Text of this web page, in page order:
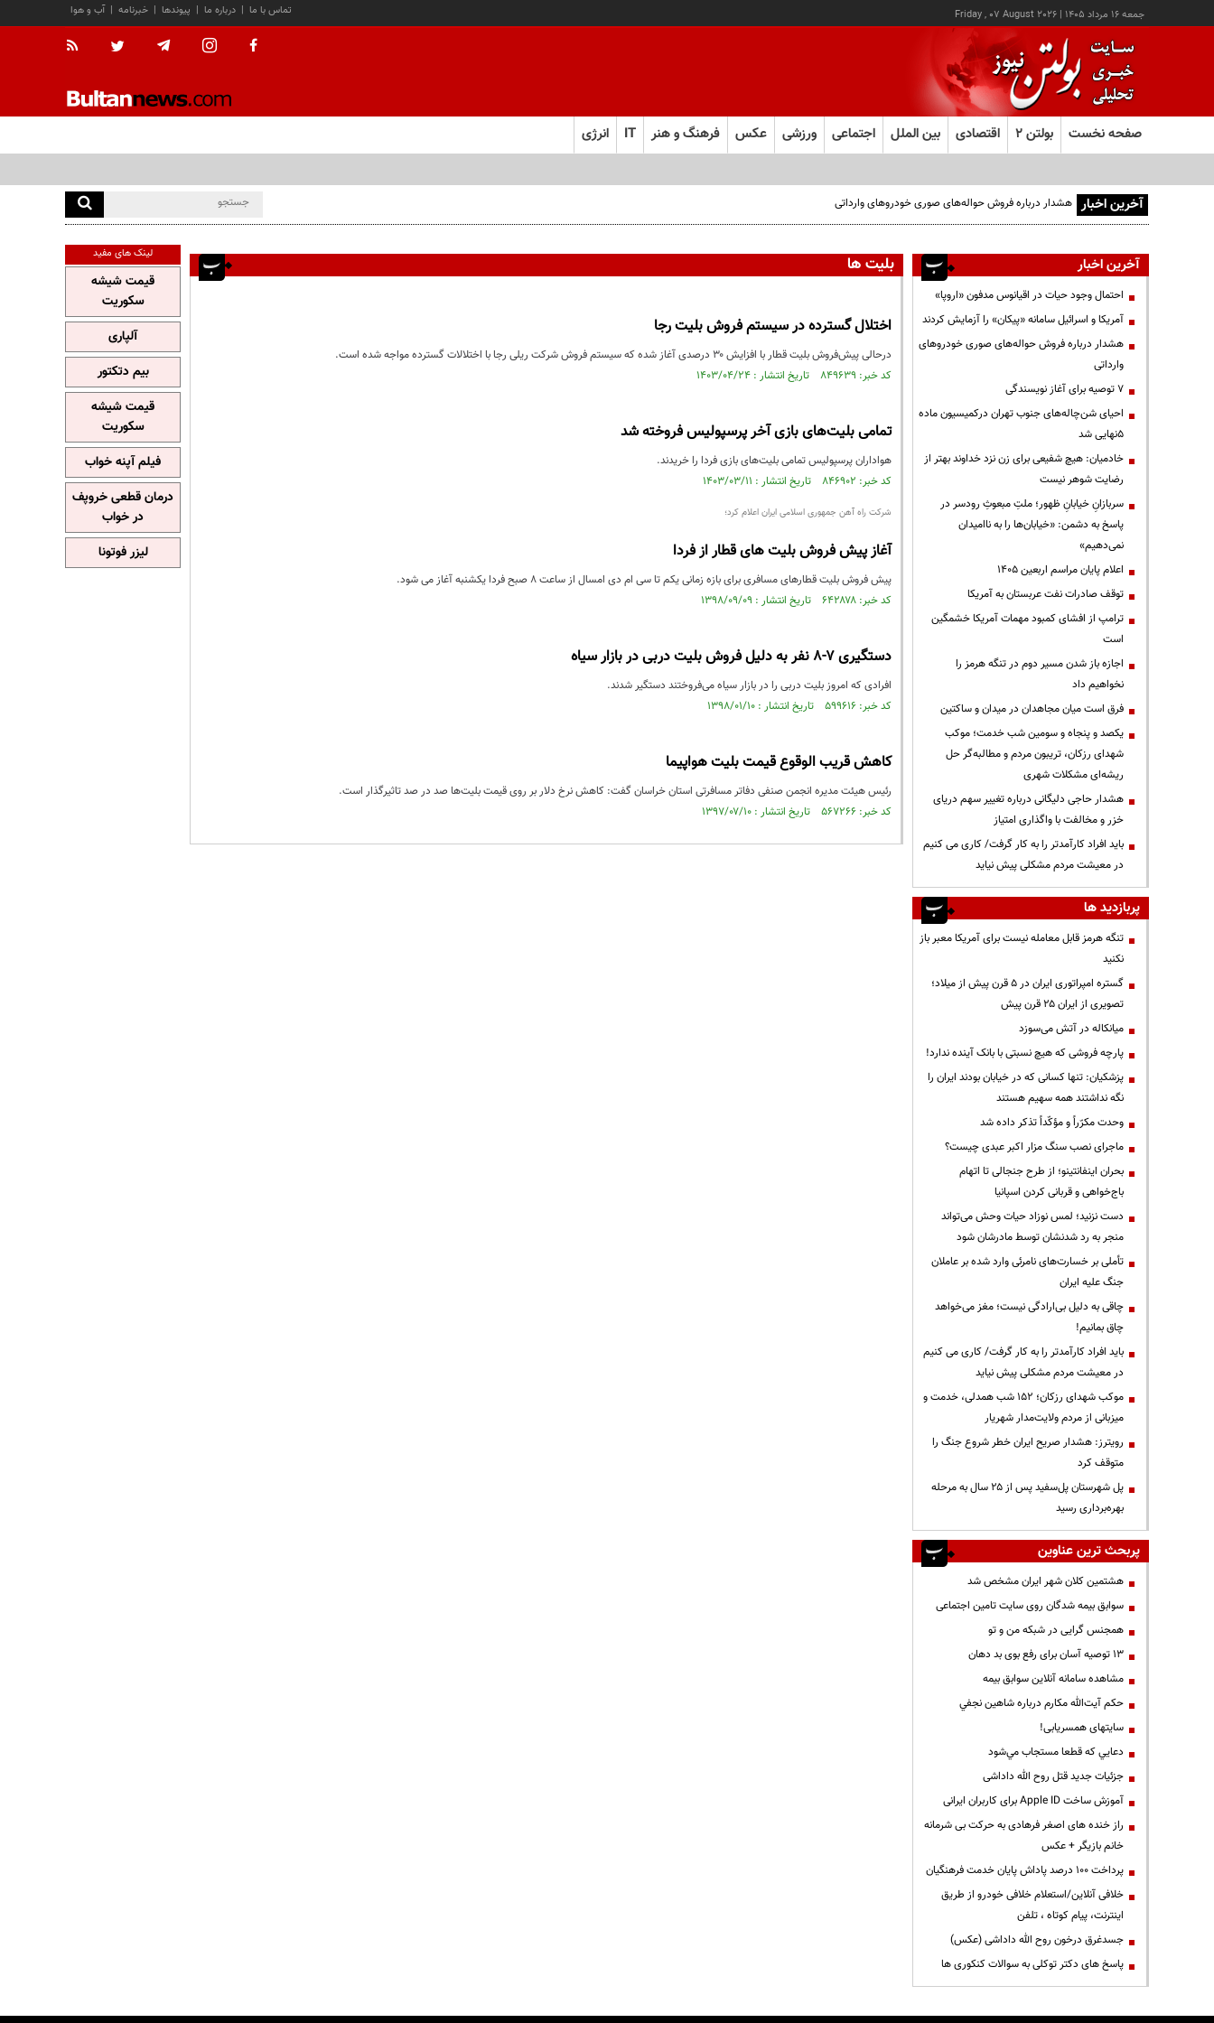
جمعه ۱۶ مرداد ۱۴۰۵ |
Friday , 07 August 2026 آب و هوا | خبرنامه | پیوندها | درباره ما | تماس با ما
صفحه نخست بولتن ۲ اقتصادی بین الملل اجتماعی ورزشی عکس فرهنگ و هنر IT انرژی
آخرین اخبار هشدار درباره فروش حواله‌های صوری خودروهای وارداتی
بلیت ها
اختلال گسترده در سیستم فروش بلیت رجا
درحالی پیش‌فروش بلیت قطار با افزایش ۳۰ درصدی آغاز شده که سیستم فروش شرکت ریلی رجا با اختلالات گسترده مواجه شده است.
کد خبر: ۸۴۹۶۳۹ تاریخ انتشار : ۱۴۰۳/۰۴/۲۴
تمامی بلیت‌های بازی آخر پرسپولیس فروخته شد
هواداران پرسپولیس تمامی بلیت‌های بازی فردا را خریدند.
کد خبر: ۸۴۶۹۰۲ تاریخ انتشار : ۱۴۰۳/۰۳/۱۱
شرکت راه آهن جمهوری اسلامی ایران اعلام کرد؛
آغاز پیش فروش بلیت های قطار از فردا
پیش فروش بلیت قطار‌های مسافری برای بازه زمانی یکم تا سی ام دی امسال از ساعت ۸ صبح فردا یکشنبه آغاز می شود.
کد خبر: ۶۴۲۸۷۸ تاریخ انتشار : ۱۳۹۸/۰۹/۰۹
دستگیری 7-8 نفر به دلیل فروش بلیت دربی در بازار سیاه
افرادی که امروز بلیت دربی را در بازار سیاه می‌فروختند دستگیر شدند.
کد خبر: ۵۹۹۶۱۶ تاریخ انتشار : ۱۳۹۸/۰۱/۱۰
کاهش قریب الوقوع قیمت بلیت هواپیما
رئیس هیئت مدیره انجمن صنفی دفاتر مسافرتی استان خراسان گفت: کاهش نرخ دلار بر روی قیمت بلیت‌ها صد در صد تاثیرگذار است.
کد خبر: ۵۶۷۲۶۶ تاریخ انتشار : ۱۳۹۷/۰۷/۱۰
آخرین اخبار
احتمال وجود حیات در اقیانوس مدفون «اروپا»
آمریکا و اسرائیل سامانه «پیکان» را آزمایش کردند
هشدار درباره فروش حواله‌های صوری خودروهای
وارداتی
۷ توصیه برای آغاز نویسندگی
احیای شن‌چاله‌های جنوب تهران درکمیسیون ماده
۵نهایی شد
خادمیان: هیچ شفیعی برای زن نزد خداوند بهتر از
رضایت شوهر نیست
سربازانِ خیابانِ ظهور؛ ملتِ مبعوثِ رودسر در
پاسخ به دشمن: «خیابان‌ها را به ناامیدان
نمی‌دهیم»
اعلام پایان مراسم اربعین ۱۴۰۵
توقف صادرات نفت عربستان به آمریکا
ترامپ از افشای کمبود مهمات آمریکا خشمگین
است
اجازه باز شدن مسیر دوم در تنگه هرمز را
نخواهیم داد
فرق است میان مجاهدان در میدان و ساکتین
یکصد و پنجاه و سومین شب خدمت؛ موکب
شهدای رزکان، تریبون مردم و مطالبه‌گر حل
ریشه‌ای مشکلات شهری
هشدار حاجی دلیگانی درباره تغییر سهم دریای
خزر و مخالفت با واگذاری امتیاز
باید افراد کارآمدتر را به کار گرفت/ کاری می کنیم
در معیشت مردم مشکلی پیش نیاید
پربازدید ها
تنگه هرمز قابل معامله نیست برای آمریکا معبر باز
نکنید
گستره امپراتوری ایران در ۵ قرن پیش از میلاد؛
تصویری از ایران ۲۵ قرن پیش
میانکاله در آتش می‌سوزد
پارچه فروشی که هیچ نسبتی با بانک آینده ندارد!
پزشکیان: تنها کسانی که در خیابان بودند ایران را
نگه نداشتند همه سهیم هستند
وحدت مکرّراً و مؤکّداً تذکر داده شد
ماجرای نصب سنگ مزار اکبر عبدی چیست؟
بحران اینفانتینو؛ از طرح جنجالی تا اتهام
باج‌خواهی و قربانی کردن اسپانیا
دست نزنید؛ لمس نوزاد حیات وحش می‌تواند
منجر به رد شدنشان توسط مادرشان شود
تأملی بر خسارت‌های نامرئی وارد شده بر عاملان
جنگ علیه ایران
چاقی به دلیل بی‌ارادگی نیست؛ مغز می‌خواهد
چاق بمانیم!
باید افراد کارآمدتر را به کار گرفت/ کاری می کنیم
در معیشت مردم مشکلی پیش نیاید
موکب شهدای رزکان؛ ۱۵۲ شب همدلی، خدمت و
میزبانی از مردم ولایت‌مدار شهریار
رویترز: هشدار صریح ایران خطر شروع جنگ را
متوقف کرد
پل شهرستان پل‌سفید پس از ۲۵ سال به مرحله
بهره‌برداری رسید
پربحث ترین عناوین
هشتمین کلان شهر ایران مشخص شد
سوابق بیمه شدگان روی سایت تامین اجتماعی
همجنس گرایی در شبکه من و تو
13 توصیه آسان برای رفع بوی بد دهان
مشاهده سامانه آنلاين سوابق بیمه
حكم آيت‌الله مكارم درباره شاهين نجفي
سایتهای همسریابی!
دعايي كه قطعا مستجاب مي‌شود
جزئیات جدید قتل روح الله داداشی
آموزش ساخت Apple ID برای کاربران ایرانی
راز خنده های اصغر فرهادی به حرکت بی شرمانه
خانم بازیگر + عکس
پرداخت ۱۰۰ درصد پاداش پایان خدمت فرهنگیان
خلافی آنلاین/استعلام خلافی خودرو از طریق
اینترنت، پیام کوتاه ، تلفن
جسدغرق درخون روح الله داداشی (عکس)
پاسخ های دکتر توکلی به سوالات کنکوری ها
لینک های مفید
قیمت شیشه
سکوریت
آلپاری
بیم دتکتور
قیمت شیشه
سکوریت
فیلم آپنه خواب
درمان قطعی خروپف
در خواب
لیزر فوتونا